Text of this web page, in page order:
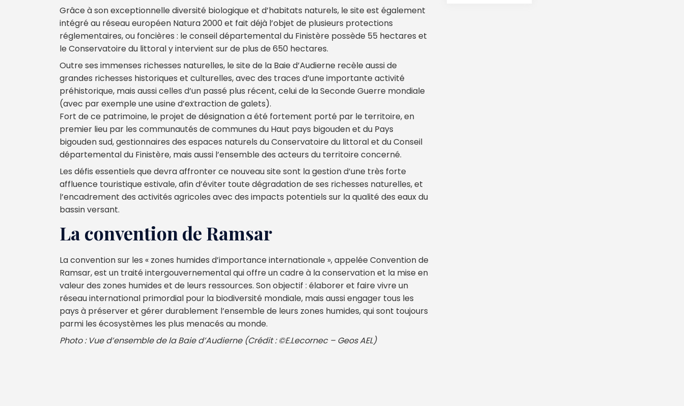
Grâce à son exceptionnelle diversité biologique et d’habitats naturels, le site est également
intégré au réseau européen Natura 2000 et fait déjà l’objet de plusieurs protections
réglementaires, ou foncières : le conseil départemental du Finistère possède 55 hectares et
le Conservatoire du littoral y intervient sur de plus de 650 hectares.
Outre ses immenses richesses naturelles, le site de la Baie d’Audierne recèle aussi de
grandes richesses historiques et culturelles, avec des traces d’une importante activité
préhistorique, mais aussi celles d’un passé plus récent, celui de la Seconde Guerre mondiale
(avec par exemple une usine d’extraction de galets).
Fort de ce patrimoine, le projet de désignation a été fortement porté par le territoire, en
premier lieu par les communautés de communes du Haut pays bigouden et du Pays
bigouden sud, gestionnaires des espaces naturels du Conservatoire du littoral et du Conseil
départemental du Finistère, mais aussi l’ensemble des acteurs du territoire concerné.
Les défis essentiels que devra affronter ce nouveau site sont la gestion d’une très forte
affluence touristique estivale, afin d’éviter toute dégradation de ses richesses naturelles, et
l’encadrement des activités agricoles avec des impacts potentiels sur la qualité des eaux du
bassin versant.
La convention de Ramsar
La convention sur les « zones humides d’importance internationale », appelée Convention de
Ramsar, est un traité intergouvernemental qui offre un cadre à la conservation et la mise en
valeur des zones humides et de leurs ressources. Son objectif : élaborer et faire vivre un
réseau international primordial pour la biodiversité mondiale, mais aussi engager tous les
pays à préserver et gérer durablement l’ensemble de leurs zones humides, qui sont toujours
parmi les écosystèmes les plus menacés au monde.
Photo : Vue d’ensemble de la Baie d’Audierne (Crédit : ©E.Lecornec – Geos AEL)